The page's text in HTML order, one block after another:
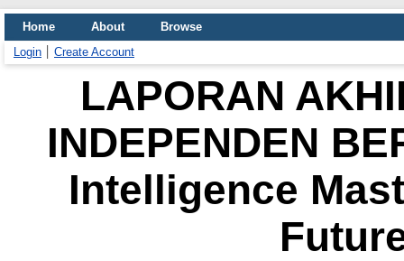
Home About
Browse
Login
Create Account
LAPORAN
INDEPENDEN
Intelligence